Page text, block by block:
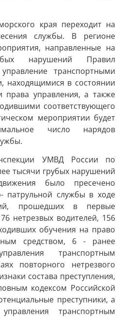
края переходит на
службы. В регионе
направленные на
нарушений Правил
транспортными
находящимися в состоянии
управления, а также
соответствующего
мероприятии будет
число нарядов
УМВД России по
тысячи грубых нарушений
было пресечено
патрульной службы в ходе
прошедших в первые
нетрезвых водителей, 156
обучения на право
средством, 6 - ранее
транспортным
повторного нетрезвого
состава преступления,
кодексом Российской
преступники, а
транспортным